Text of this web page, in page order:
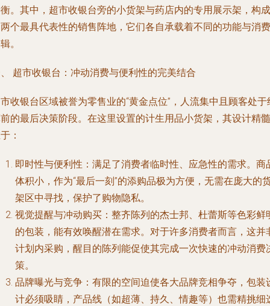
。其中，超市收银台旁的小货架与药店内的专用展示架，构成
个最具代表性的销售阵地，它们各自承载着不同的功能与消费
。
超市收银台：冲动消费与便利性的完美结合
收银台区域被誉为零售业的“黄金点位”，人流集中且顾客处于
的最后决策阶段。在这里设置的计生用品小货架，其设计精髓
：
即时性与便利性 ：满足了消费者临时性、应急性的需求。商
体积小，作为“最后一刻”的添购品极为方便，无需在庞大的
架区中寻找，保护了购物隐私。
视觉提醒与冲动购买 ：整齐陈列的杰士邦、杜蕾斯等色彩鲜
的包装，能有效唤醒潜在需求。对于许多消费者而言，这并
计划内采购，醒目的陈列能促使其完成一次快速的冲动消费
策。
品牌曝光与竞争 ：有限的空间迫使各大品牌竞相争夺，包装
计必须吸睛，产品线（如超薄、持久、情趣等）也需精挑细